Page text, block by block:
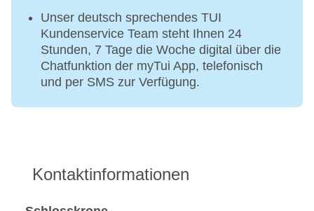
Unser deutsch sprechendes TUI
Kundenservice Team steht Ihnen 24
Stunden, 7 Tage die Woche digital über die
Chatfunktion der myTui App, telefonisch
und per SMS zur Verfügung.
Kontaktinformationen